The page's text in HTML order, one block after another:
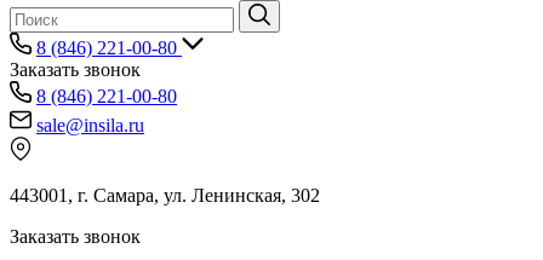
8 (846) 221-00-80
Заказать звонок
8 (846) 221-00-80
sale@insila.ru
443001, г. Самара, ул. Ленинская, 302
Заказать звонок